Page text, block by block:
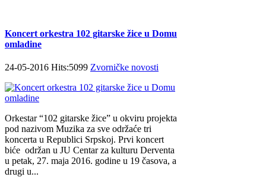
Koncert orkestra 102 gitarske žice u Domu
omladine
24-05-2016 Hits:5099 Zvorničke novosti
Orkestar “102 gitarske žice” u okviru projekta
pod nazivom Muzika za sve održaće tri
koncerta u Republici Srpskoj. Prvi koncert
biće održan u JU Centar za kulturu Derventa
u petak, 27. maja 2016. godine u 19 časova, a
drugi u...